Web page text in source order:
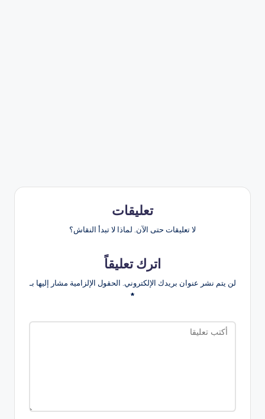
تعليقات
لا تعليقات حتى الآن. لماذا لا تبدأ النقاش؟
اترك تعليقاً
لن يتم نشر عنوان بريدك الإلكتروني. الحقول الإلزامية مشار إليها بـ
*